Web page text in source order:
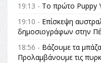
19:13 - Το πρώτο Puppy
19:10 - Επίσκεψη
δημοσιογράφων στην
18:56 - Βάζουμε τα
Προλαμβάνουμε τις